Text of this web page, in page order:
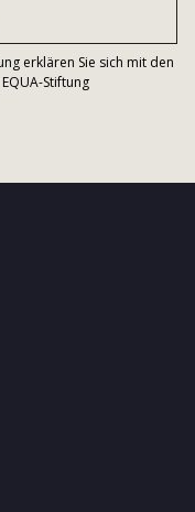
erklären Sie sich mit den
Stiftung